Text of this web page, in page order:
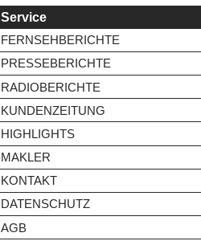
Service
FERNSEHBERICHTE
PRESSEBERICHTE
RADIOBERICHTE
KUNDENZEITUNG
HIGHLIGHTS
MAKLER
KONTAKT
DATENSCHUTZ
AGB